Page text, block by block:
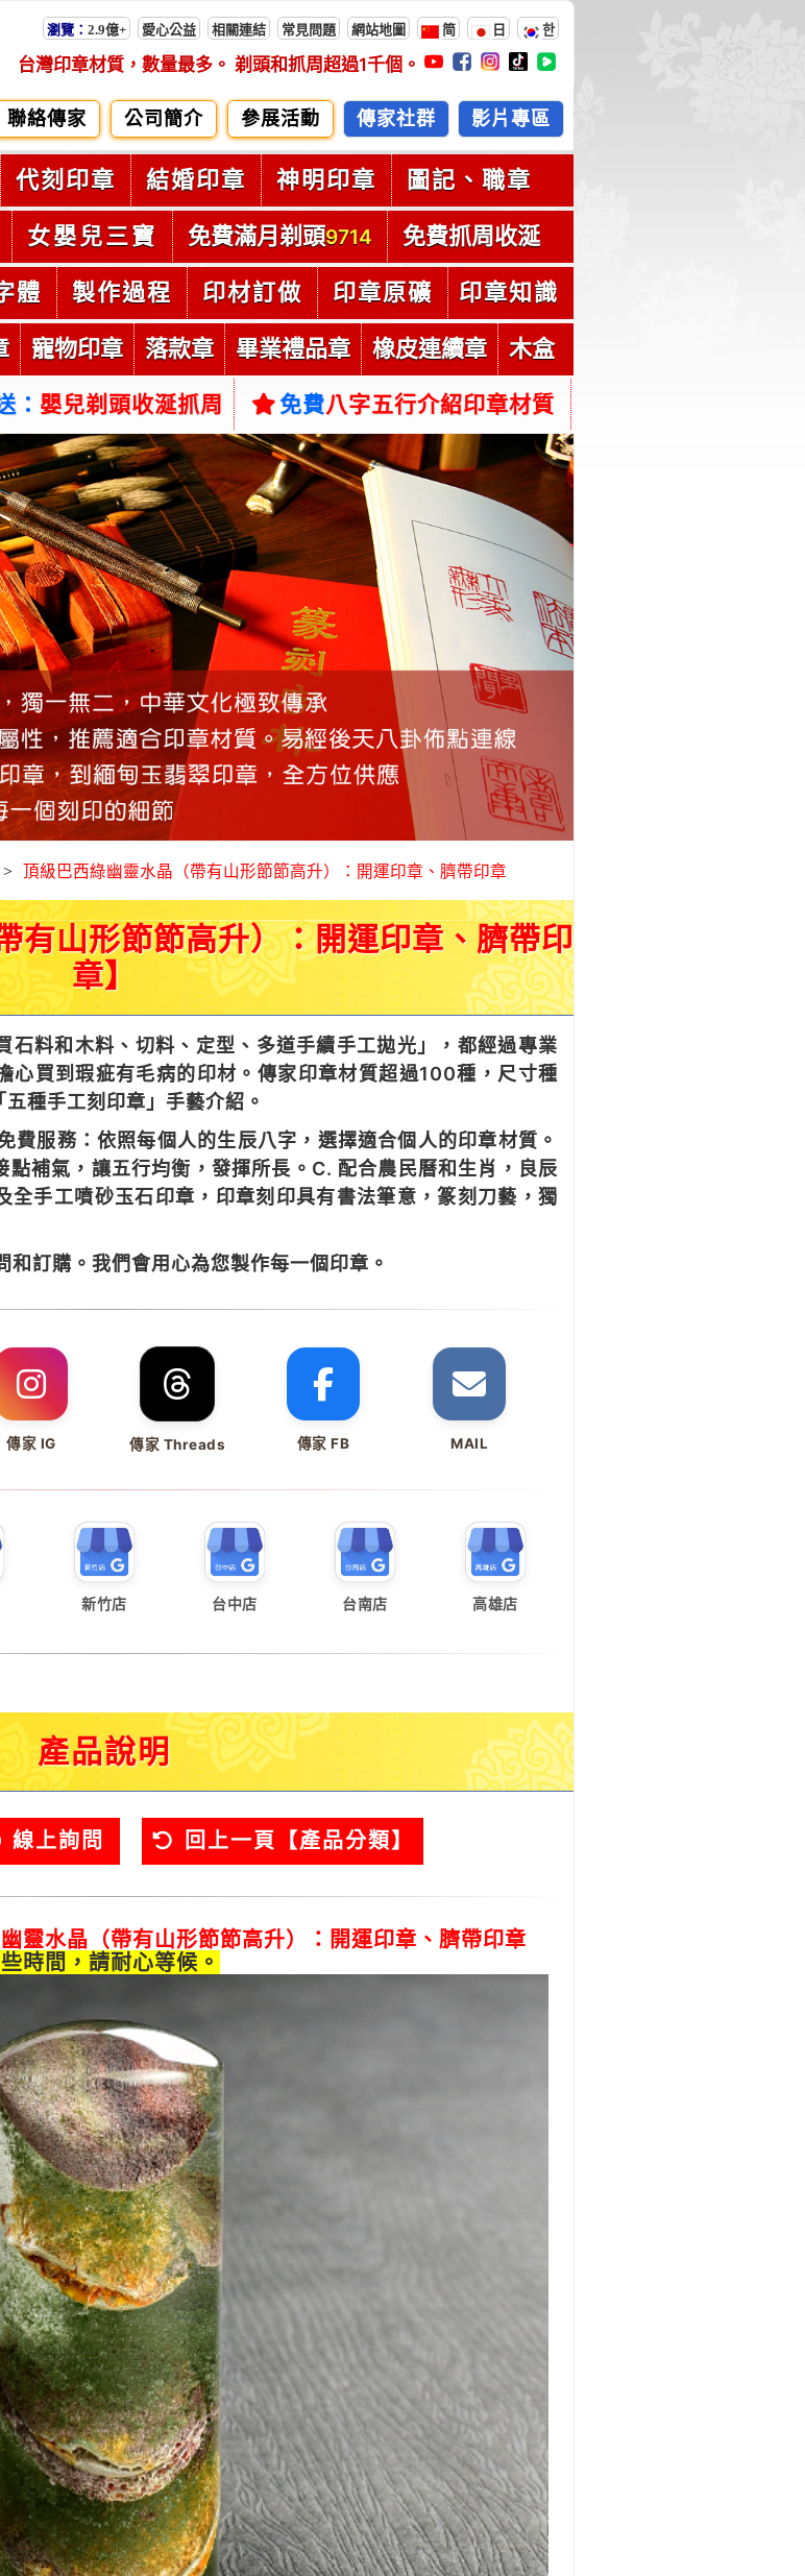
瀏覽： 2.9億+ 愛心公益 相關連結 常見問題 網站地圖 简 日 한
台灣印章材質，數量最多。 剃頭和抓周超過1千個。
聯絡傳家 公司簡介 參展活動 傳家社群 影片專區
代刻印章 結婚印章 神明印章 圖記、職章
女嬰兒三寶 免費滿月剃頭9714 免費抓周收涎
體 製作過程 印材訂做 印章原礦 印章知識
寵物印章 落款章 畢業禮品章 橡皮連續章 木盒
： 嬰兒剃頭收涎抓周 免費八字五行介紹印章材質
> 頂級巴西綠幽靈水晶（帶有山形節節高升）：開運印章、臍帶印章
有山形節節高升）：開運印章、臍帶印
章】
石料和木料、切料、定型、多道手續手工拋光」，都經過專業
心買到瑕疵有毛病的印材。傳家印章材質超過100種，尺寸種
種手工刻印章」手藝介紹。
費服務：依照每個人的生辰八字，選擇適合個人的印章材質。
補氣，讓五行均衡，發揮所長。C. 配合農民曆和生肖，良辰
全手工噴砂玉石印章，印章刻印具有書法筆意，篆刻刀藝，獨
訂購。我們會用心為您製作每一個印章。
傳家 IG 傳家 Threads 傳家 FB MAIL
新竹店 台中店 台南店 高雄店
產品說明
線上詢問 回上一頁【產品分類】
靈水晶（帶有山形節節高升）：開運印章、臍帶印章
時間，請耐心等候。